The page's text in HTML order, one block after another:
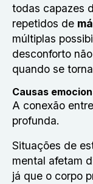
todas capazes
repetidos de
múltiplas
desconforto
quando se
Causas
A conexão
profunda.
Situações de
mental afetam
já que o corpo